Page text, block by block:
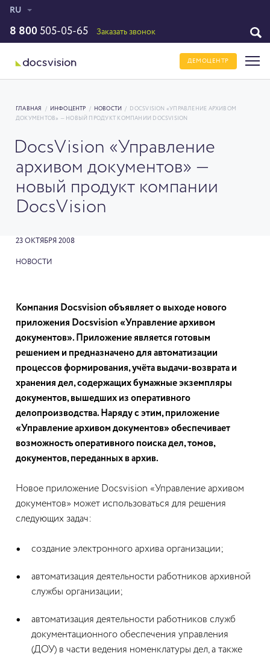
RU
8 800 505-05-65 Заказать звонок
ДЕМОЦЕНТР
ГЛАВНАЯ / ИНФОЦЕНТР / НОВОСТИ /
DOCSVISION «УПРАВЛЕНИЕ АРХИВОМ
ДОКУМЕНТОВ» — НОВЫЙ ПРОДУКТ КОМПАНИИ DOCSVISION
DocsVision «Управление
архивом документов» —
новый продукт компании
DocsVision
23 ОКТЯБРЯ 2008
НОВОСТИ
Компания Docsvision объявляет о выходе нового
приложения Docsvision «Управление архивом
документов». Приложение является готовым
решением и предназначено для автоматизации
процессов формирования, учёта выдачи-возврата и
хранения дел, содержащих бумажные экземпляры
документов, вышедших из оперативного
делопроизводства. Наряду с этим, приложение
«Управление архивом документов» обеспечивает
возможность оперативного поиска дел, томов,
документов, переданных в архив.
Новое приложение Docsvision «Управление архивом
документов» может использоваться для решения
следующих задач:
создание электронного архива организации;
автоматизация деятельности работников архивной
службы организации;
автоматизация деятельности работников служб
документационного обеспечения управления
(ДОУ) в части ведения номенклатуры дел, а также